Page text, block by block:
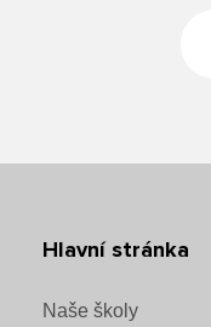
Hlavní stránka
Naše školy